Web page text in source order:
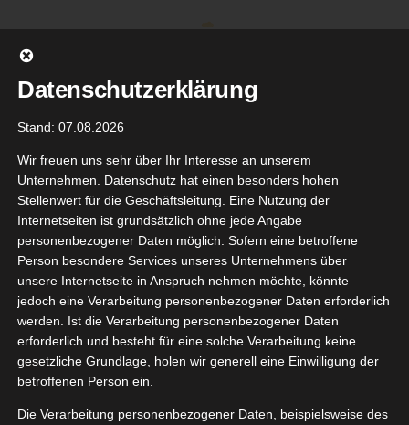
springen
Gehe zu ...
Datenschutzerklärung
Stand: 07.08.2026
Wir freuen uns sehr über Ihr Interesse an unserem
Unternehmen. Datenschutz hat einen besonders hohen
Stellenwert für die Geschäftsleitung. Eine Nutzung der
Internetseiten ist grundsätzlich ohne jede Angabe
personenbezogener Daten möglich. Sofern eine betroffene
Person besondere Services unseres Unternehmens über
unsere Internetseite in Anspruch nehmen möchte, könnte
jedoch eine Verarbeitung personenbezogener Daten erforderlich
werden. Ist die Verarbeitung personenbezogener Daten
erforderlich und besteht für eine solche Verarbeitung keine
gesetzliche Grundlage, holen wir generell eine Einwilligung der
betroffenen Person ein.
Die Verarbeitung personenbezogener Daten, beispielsweise des